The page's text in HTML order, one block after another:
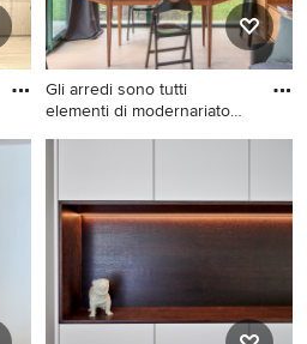
Gli arredi sono tutti
elementi di modernariato
Modernes Arbeitszimmer mit
Holzboden, freistehendem
Schreibtisch, beigem Boden,
freigelegten Dachbalken und
gewölbter Decke in Mailand